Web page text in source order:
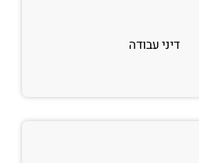
דיני עבודה